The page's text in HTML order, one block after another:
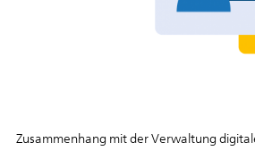
Zusammenhang mitderVerwaltung